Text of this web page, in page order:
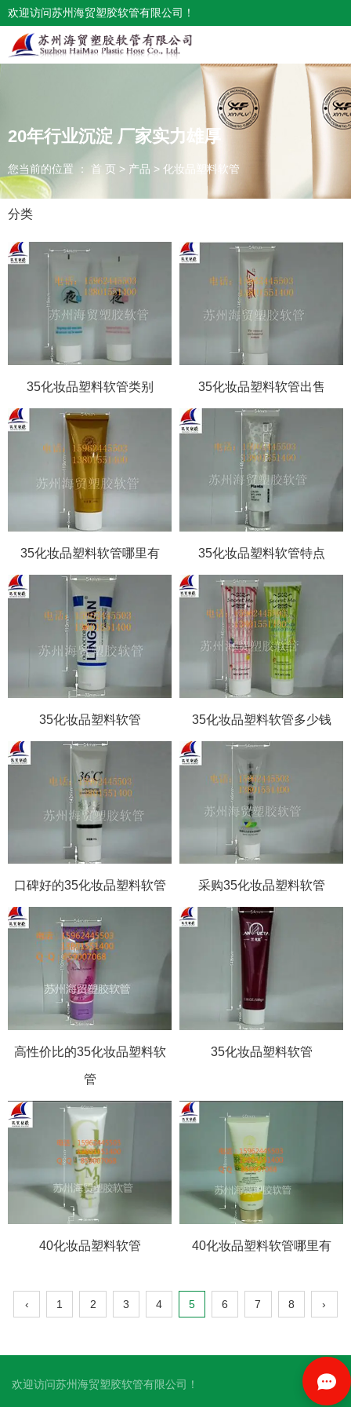
欢迎访问苏州海贸塑胶软管有限公司！
20年行业沉淀 厂家实力雄厚
您当前的位置 ： 首 页 > 产品 > 化妆品塑料软管
分类
35化妆品塑料软管类别 35化妆品塑料软管出售
35化妆品塑料软管哪里有 35化妆品塑料软管特点
35化妆品塑料软管 35化妆品塑料软管多少钱
口碑好的35化妆品塑料软管 采购35化妆品塑料软管
高性价比的35化妆品塑料软
管
35化妆品塑料软管
40化妆品塑料软管 40化妆品塑料软管哪里有
‹ 1 2 3 4 5 6 7 8 ›
欢迎访问苏州海贸塑胶软管有限公司！